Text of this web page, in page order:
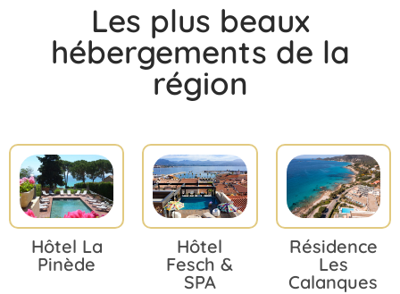
Les plus beaux
hébergements de la
région
Hôtel La
Pinède
Hôtel
Fesch &
SPA
Résidence
Les
Calanques